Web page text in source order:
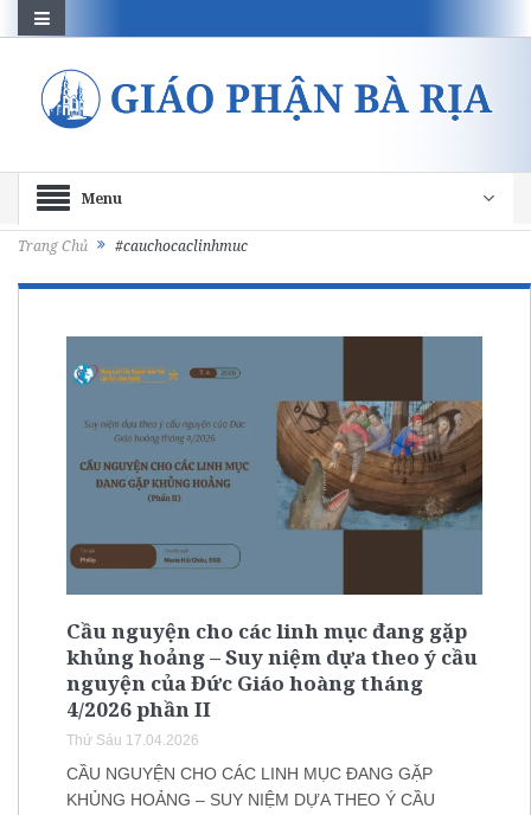
Menu
Trang Chủ #cauchocaclinhmuc
Cầu nguyện cho các linh mục đang gặp
khủng hoảng – Suy niệm dựa theo ý cầu
nguyện của Đức Giáo hoàng tháng
4/2026 phần II
Thứ Sáu 17.04.2026
CẦU NGUYỆN CHO CÁC LINH MỤC ĐANG GẶP
KHỦNG HOẢNG – SUY NIỆM DỰA THEO Ý CẦU